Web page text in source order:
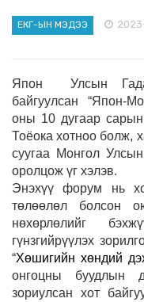
ЕКГ-ЫН МЭДЭЭ
Япон Улсын
байгуулсан “Япон-
оны 10 дугаар сарын
Тоёока хотноо болж,
суугаа Монгол
оролцож үг хэлэв.
Энэхүү форум нь
төлөөлөл болсон
нөхөрлөлийг
гүнзгийрүүлэх
“Хөшигийн хөндий
онгоцны буудлын
зориулсан хот